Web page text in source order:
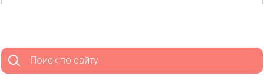
Поиск по сайту